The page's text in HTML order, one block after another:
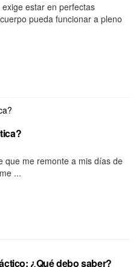
estar en perfectas
pueda funcionar a pleno
que me remonte a mis días de
...
¿Qué debo saber?